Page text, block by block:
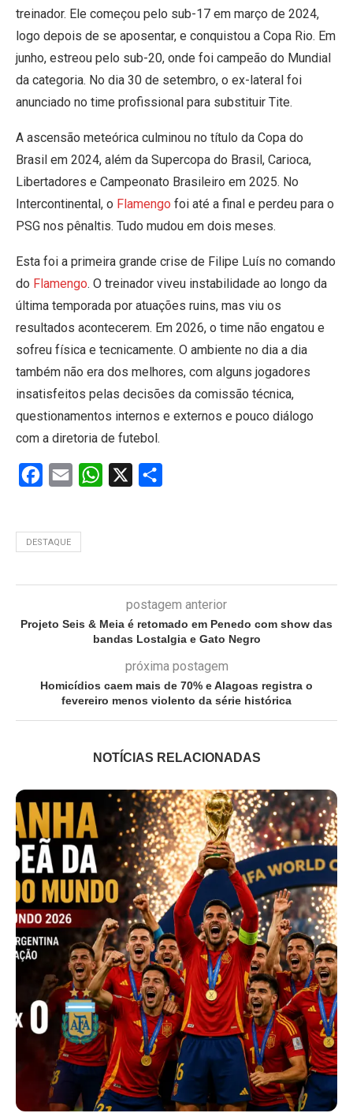
treinador. Ele começou pelo sub-17 em março de 2024,
logo depois de se aposentar, e conquistou a Copa Rio. Em
junho, estreou pelo sub-20, onde foi campeão do Mundial
da categoria. No dia 30 de setembro, o ex-lateral foi
anunciado no time profissional para substituir Tite.
A ascensão meteórica culminou no título da Copa do
Brasil em 2024, além da Supercopa do Brasil, Carioca,
Libertadores e Campeonato Brasileiro em 2025. No
Intercontinental, o Flamengo foi até a final e perdeu para o
PSG nos pênaltis. Tudo mudou em dois meses.
Esta foi a primeira grande crise de Filipe Luís no comando
do Flamengo. O treinador viveu instabilidade ao longo da
última temporada por atuações ruins, mas viu os
resultados acontecerem. Em 2026, o time não engatou e
sofreu física e tecnicamente. O ambiente no dia a dia
também não era dos melhores, com alguns jogadores
insatisfeitos pelas decisões da comissão técnica,
questionamentos internos e externos e pouco diálogo
com a diretoria de futebol.
Facebook
Email WhatsApp
DESTAQUE
postagem anterior
Projeto Seis & Meia é retomado em Penedo com show das
bandas Lostalgia e Gato Negro
próxima postagem
Homicídios caem mais de 70% e Alagoas registra o
fevereiro menos violento da série histórica
NOTÍCIAS RELACIONADAS